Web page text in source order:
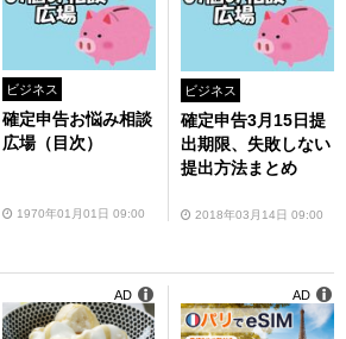
ビジネス
確定申告お悩み相談
広場（目次）
1970年01月01日 09:00
ビジネス
確定申告3月15日提
出期限、失敗しない
提出方法まとめ
2018年03月14日 09:00
AD AD